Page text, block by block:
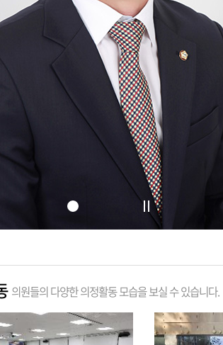
의원들의 다양한 의정활동 모습을 보실 수 있습니다.